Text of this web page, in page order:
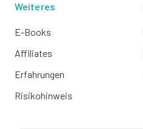
Weiteres
E-Books
Affiliates
Erfahrungen
Risikohinweis